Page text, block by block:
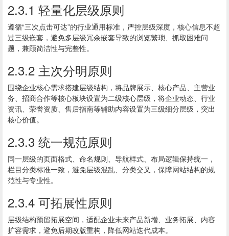
2.3.1 轻量化层级原则
遵循“三次点击可达”的行业通用标准，严控层级深度，核心信息不超
过三级嵌套，避免多层级冗余嵌套导致的浏览繁琐、抓取困难问
题，兼顾简洁性与完整性。
2.3.2 主次分明原则
围绕企业核心需求搭建层级结构，将品牌展示、核心产品、主营业
务、招商合作等核心板块设置为二级核心层级，将企业动态、行业
资讯、荣誉资质、售后指南等辅助内容设置为三级细分层级，突出
核心价值。
2.3.3 统一规范原则
同一层级的页面格式、命名规则、导航样式、布局逻辑保持统一，
栏目分类标准一致，避免层级混乱、分类交叉，保障网站结构的规
范性与专业性。
2.3.4 可拓展性原则
层级结构预留拓展空间，适配企业未来产品新增、业务拓展、内容
扩容需求，避免后期改版重构，降低网站迭代成本。